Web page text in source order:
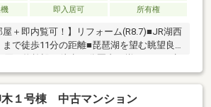
即入居可 所有権
屋＋即内覧可！】リフォーム(R8.7)■JR湖西
まで徒歩11分の距離■琵琶湖を望む眺望良
地
木１号棟 中古マンション